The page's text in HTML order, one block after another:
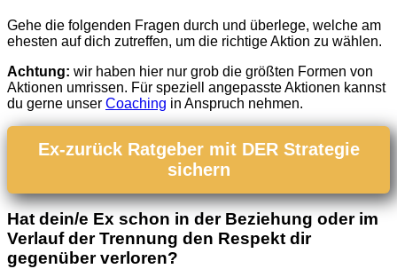
Gehe die folgenden Fragen durch und überlege, welche am
ehesten auf dich zutreffen, um die richtige Aktion zu wählen.
Achtung: wir haben hier nur grob die größten Formen von
Aktionen umrissen. Für speziell angepasste Aktionen kannst
du gerne unser Coaching in Anspruch nehmen.
Ex-zurück Ratgeber mit DER Strategie
sichern
Hat dein/e Ex schon in der Beziehung oder im
Verlauf der Trennung den Respekt dir
gegenüber verloren?